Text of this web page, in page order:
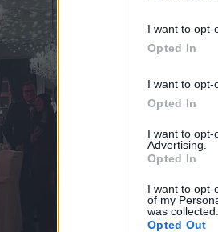
I want to opt-
Opted In
I want to opt-
Opted In
I want to opt-
Advertising.
Opted In
I want to opt-
of my
was collected.
Opted Out